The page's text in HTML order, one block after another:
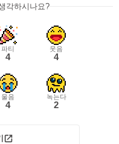
각하시나요?
파티
4
웃음
4
울음
4
녹는다
2